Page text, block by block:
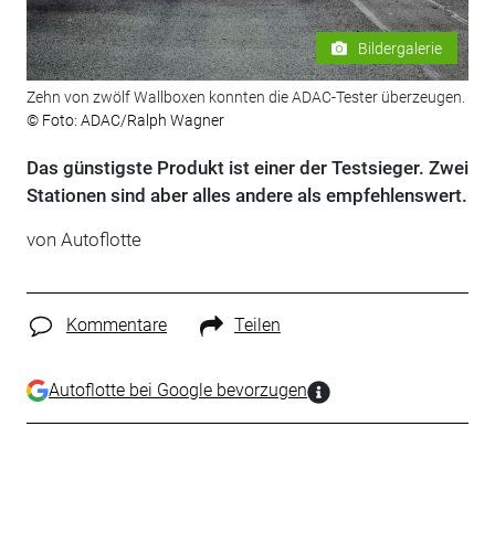
Bildergalerie
Zehn von zwölf Wallboxen konnten die ADAC-Tester überzeugen.
© Foto: ADAC/Ralph Wagner
Das günstigste Produkt ist einer der Testsieger. Zwei
Stationen sind aber alles andere als empfehlenswert.
von Autoflotte
Kommentare Teilen
Autoflotte bei Google bevorzugen